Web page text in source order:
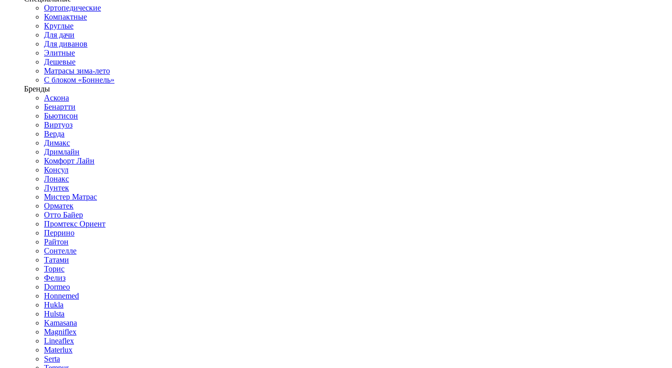
Ортопедические
Компактные
Круглые
Для дачи
Для диванов
Элитные
Дешевые
Матрасы зима-лето
С блоком «Боннель»
Бренды
Аскона
Бенартти
Бьютисон
Виртуоз
Верда
Димакс
Дримлайн
Комфорт Лайн
Консул
Лонакс
Лунтек
Мистер Матрас
Орматек
Отто Байер
Промтекс Ориент
Перрино
Райтон
Сонтелле
Татами
Торис
Фелиз
Dormeo
Honnemed
Hukla
Hulsta
Kamasana
Magniflex
Lineaflex
Materlux
Serta